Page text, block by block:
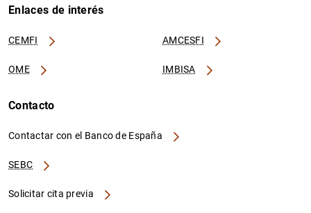
Enlaces de interés
CEMFI AMCESFI
OME IMBISA
Contacto
Contactar con el Banco de España
SEBC
Solicitar cita previa